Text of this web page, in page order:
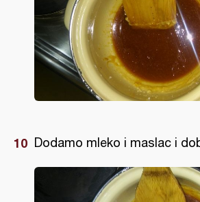
Dodamo mleko i maslac i